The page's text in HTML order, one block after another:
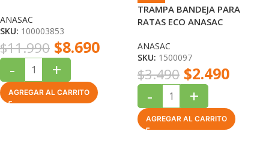
ANASAC
SKU: 100003853
$11.990 $8.690
- +
AGREGAR AL CARRITO
TRAMPA BANDEJA PARA
RATAS ECO ANASAC
ANASAC
SKU: 1500097
$3.490 $2.490
- +
AGREGAR AL CARRITO